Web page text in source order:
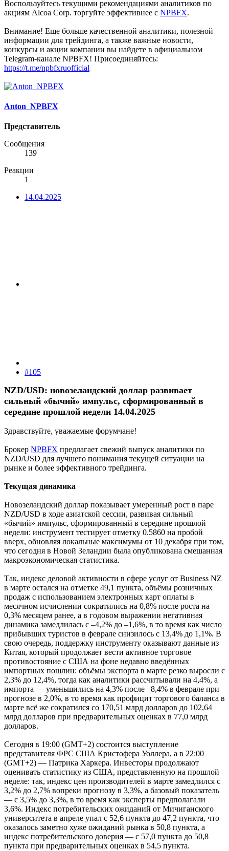
Воспользуйтесь текущими рекомендациями аналитиков по
акциям Alcoa Corp. торгуйте эффективнее с NPBFX.
Внимание! Еще больше качественной аналитики, полезной
информации для трейдинга, а также важные новости,
конкурсы и акции компании вы найдете в официальном
Telegram-канале NPBFX! Присоединяйтесь:
https://t.me/npbfxruofficial
Anton_NPBFX
Представитель
Сообщения
139
Реакции
1
14.04.2025
#105
NZD/USD: новозеландский доллар развивает
сильный «бычий» импульс, сформированный в
середине прошлой недели 14.04.2025
Здравствуйте, уважаемые форумчане!
Брокер NPBFX предлагает свежий выпуск аналитики по
NZD/USD для лучшего понимания текущей ситуации на
рынке и более эффективного трейдинга.
Текущая динамика
Новозеландский доллар показывает умеренный рост в паре
NZD/USD в ходе азиатской сессии, развивая сильный
«бычий» импульс, сформированный в середине прошлой
недели: инструмент тестирует отметку 0.5860 на пробой
вверх, обновляя локальные максимумы от 10 декабря при том,
что сегодня в Новой Зеландии была опубликована смешанная
макроэкономическая статистика.
Так, индекс деловой активности в сфере услуг от Business NZ
в марте остался на отметке 49,1 пункта, объёмы розничных
продаж с использованием электронных карт оплаты в
месячном исчислении сократились на 0,8% после роста на
0,3% месяцем ранее, а в годовом выражении негативная
динамика замедлилась с –4,2% до –1,6%, в то время как число
прибывших туристов в феврале снизилось с 13,4% до 1,1%. В
свою очередь, поддержку инструменту оказывают данные из
Китая, который продолжает вести активное торговое
противостояние с США на фоне недавно введённых
импортных пошлин: объёмы экспорта в марте резко выросли с
2,3% до 12,4%, тогда как аналитики рассчитывали на 4,4%, а
импорта — уменьшились на 4,3% после –8,4% в феврале при
прогнозе в 2,0%, в то время как профицит торгового баланса в
марте всё же сократился со 170,51 млрд долларов до 102,64
млрд долларов при предварительных оценках в 77,0 млрд
долларов.
Сегодня в 19:00 (GMT+2) состоится выступление
представителя ФРС США Кристофера Уоллера, а в 22:00
(GMT+2) — Патрика Харкера. Инвесторы продолжают
оценивать статистику из США, представленную на прошлой
неделе: так, индекс цен производителей в марте замедлился с
3,2% до 2,7% вопреки прогнозу в 3,3%, а базовый показатель
— с 3,5% до 3,3%, в то время как эксперты предполагали
3,6%. Индекс потребительских ожиданий от Мичиганского
университета в апреле упал с 52,6 пункта до 47,2 пункта, что
оказалось заметно хуже ожиданий рынка в 50,8 пункта, а
индекс потребительского доверия — с 57,0 пункта до 50,8
пункта при предварительных оценках в 54,5 пункта.